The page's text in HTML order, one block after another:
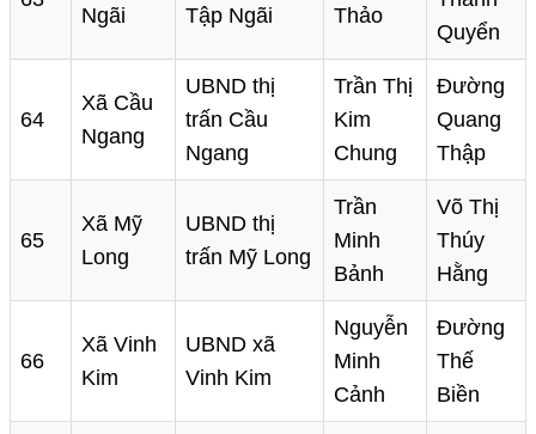
Ngãi Tập Ngãi Thảo
Quyển
64
Xã Cầu
Ngang
UBND thị
trấn Cầu
Ngang
Trần Thị
Kim
Chung
Đường
Quang
Thập
65
Xã Mỹ
Long
UBND thị
trấn Mỹ Long
Trần
Minh
Bảnh
Võ Thị
Thúy
Hằng
66
Xã Vinh
Kim
UBND xã
Vinh Kim
Nguyễn
Minh
Cảnh
Đường
Thế
Biền